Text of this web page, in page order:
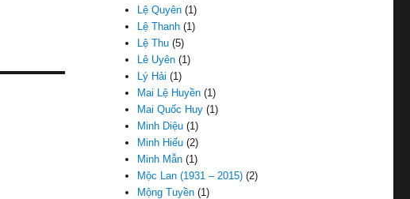
Lệ Quyên (1)
Lệ Thanh (1)
Lệ Thu (5)
Lê Uyên (1)
Lý Hải (1)
Mai Lệ Huyền (1)
Mai Quốc Huy (1)
Minh Diệu (1)
Minh Hiếu (2)
Minh Mẫn (1)
Mộc Lan (1931 – 2015) (2)
Mộng Tuyền (1)